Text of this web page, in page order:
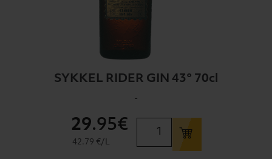
SYKKEL RIDER GIN 43° 70cl
-
SYKKEL
29.95€
42.79 €/L